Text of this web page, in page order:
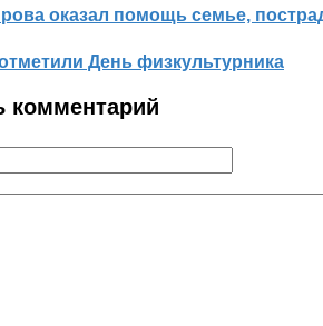
оказал помощь семье,
День физкультурника
комментарий